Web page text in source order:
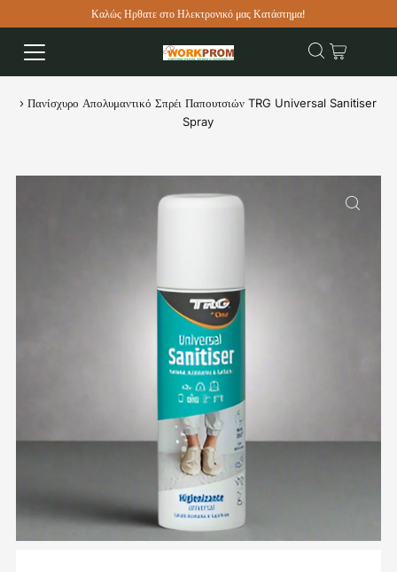
Καλώς Ηρθατε στο Ηλεκτρονικό μας Κατάστημα!
› Πανίσχυρο Απολυμαντικό Σπρέι Παπουτσιών TRG Universal Sanitiser
Spray